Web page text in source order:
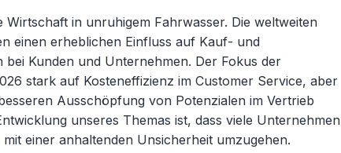
Wirtschaft in unruhigem Fahrwasser. Die weltweiten
einen erheblichen Einfluss auf Kauf- und
bei Kunden und Unternehmen. Der Fokus der
stark auf Kosteneffizienz im Customer Service, aber
Ausschöpfung von Potenzialen im Vertrieb
unseres Themas ist, dass viele Unternehmen
einer anhaltenden Unsicherheit umzugehen.